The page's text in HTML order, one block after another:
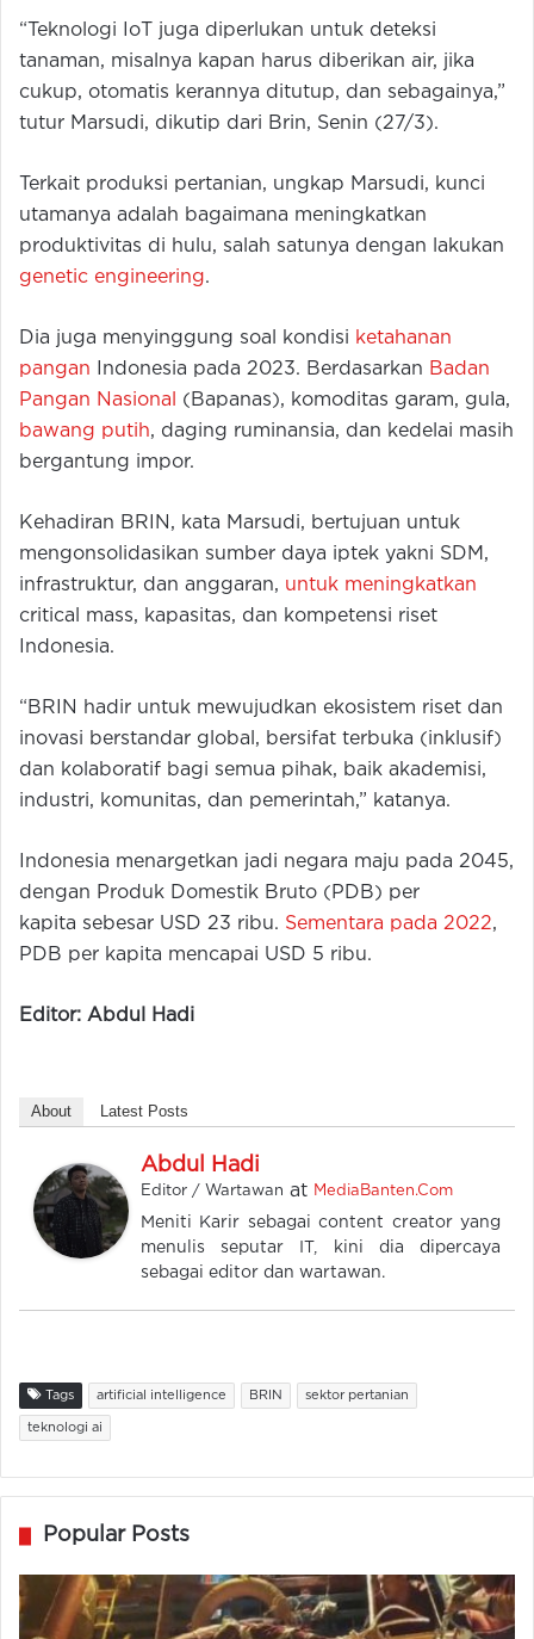
“Teknologi IoT juga diperlukan untuk deteksi
tanaman, misalnya kapan harus diberikan air, jika
cukup, otomatis kerannya ditutup, dan sebagainya,”
tutur Marsudi, dikutip dari Brin, Senin (27/3).
Terkait produksi pertanian, ungkap Marsudi, kunci
utamanya adalah bagaimana meningkatkan
produktivitas di hulu, salah satunya dengan lakukan
genetic engineering.
Dia juga menyinggung soal kondisi ketahanan
pangan Indonesia pada 2023. Berdasarkan Badan
Pangan Nasional
(Bapanas), komoditas garam, gula,
bawang putih, daging ruminansia, dan kedelai masih
bergantung impor.
Kehadiran BRIN, kata Marsudi, bertujuan untuk
mengonsolidasikan sumber daya iptek yakni SDM,
infrastruktur, dan anggaran, untuk meningkatkan
critical mass, kapasitas, dan kompetensi riset
Indonesia.
“BRIN hadir untuk mewujudkan ekosistem riset dan
inovasi berstandar global, bersifat terbuka (inklusif)
dan kolaboratif bagi semua pihak, baik akademisi,
industri, komunitas, dan pemerintah,” katanya.
Indonesia menargetkan jadi negara maju pada 2045,
dengan Produk Domestik Bruto (PDB) per
kapita sebesar USD 23 ribu. Sementara pada 2022,
PDB per kapita mencapai USD 5 ribu.
Editor: Abdul Hadi
About Latest Posts
Abdul Hadi
Editor / Wartawan at MediaBanten.Com
Meniti Karir sebagai content creator yang
menulis seputar IT, kini dia dipercaya
sebagai editor dan wartawan.
Tags artificial intelligence BRIN sektor pertanian
teknologi ai
Popular Posts